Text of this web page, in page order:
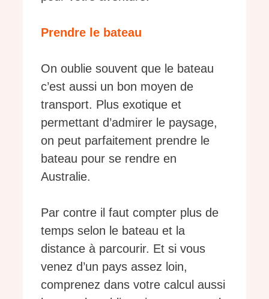
Prendre le bateau
On oublie souvent que le bateau
c’est aussi un bon moyen de
transport. Plus exotique et
permettant d’admirer le paysage,
on peut parfaitement prendre le
bateau pour se rendre en
Australie.
Par contre il faut compter plus de
temps selon le bateau et la
distance à parcourir. Et si vous
venez d’un pays assez loin,
comprenez dans votre calcul aussi